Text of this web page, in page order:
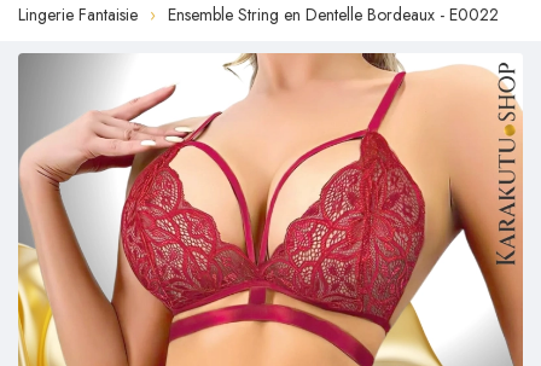
Lingerie Fantaisie Ensemble String en Dentelle Bordeaux - E0022